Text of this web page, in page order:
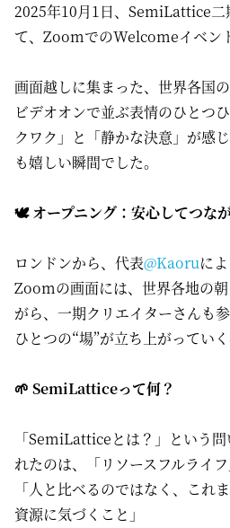
2025年10月1日、SemiLattice二
て、ZoomでのWelcomeイベン
画面越しに集まった、世界各国の
ビデオオンで並ぶ表情のひとつ
クワク」と「静かな決意」が感
も嬉しい瞬間でした。
🕊 オープニング：安心してつな
ロンドンから、代表@Kaoruに
Zoomの画面には、世界各地の
がら、一期クリエイターさんも
ひとつの“場”が立ち上がってい
🌱 SemiLatticeって何？
「SemiLatticeとは？」という
れたのは、「リソースフルライフ
「人と比べるのではなく、これ
資源に気づくこと」